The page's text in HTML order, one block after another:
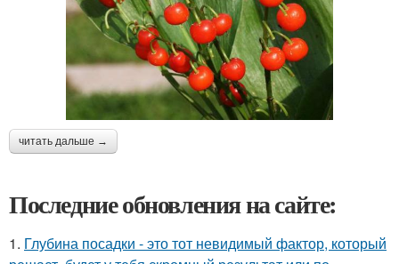
читать дальше →
Последние обновления на сайте:
1. Глубина посадки - это тот невидимый фактор, который